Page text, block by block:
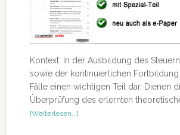
Kontext: In der Ausbildung des
sowie der kontinuierlichen Fortbildung
Fälle einen wichtigen Teil dar. Dienen
Überprüfung des erlernten
[Weiterlesen...]ÜberSteuer-